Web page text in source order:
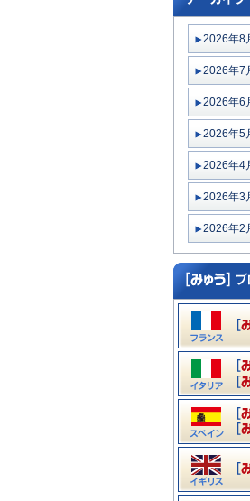
2026年8
2026年7
2026年6
2026年5
2026年4
2026年3
2026年2